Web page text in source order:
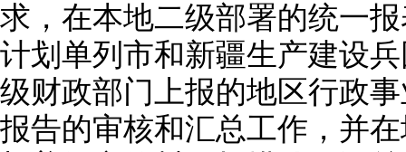
求，在本地二级部署的统一
计划单列市和新疆生产建设
级财政部门上报的地区行政
报告的审核和汇总工作，并